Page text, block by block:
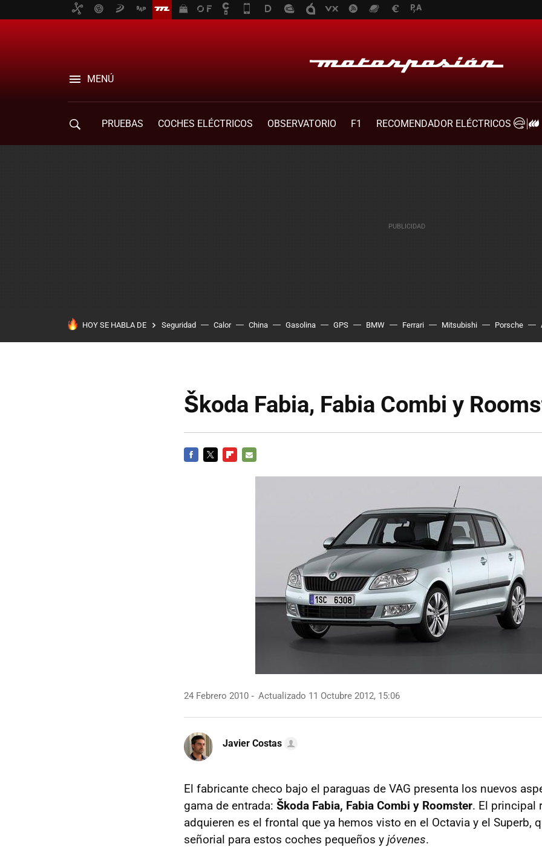
MENÚ
PRUEBAS COCHES ELÉCTRICOS OBSERVATORIO F1
RECOMENDADOR ELÉCTRICOS
HOY SE HABLA DE Seguridad Calor China Gasolina GPS BMW Ferrari Mitsubishi Porsche
Škoda Fabia, Fabia Combi y
24 Febrero 2010 Actualizado 11 Octubre 2012, 15:06
Javier Costas
El fabricante checo bajo el paraguas de VAG presenta los nuevos
gama de entrada: Škoda Fabia, Fabia Combi y Roomster. El principal
adquieren es el frontal que ya hemos visto en el Octavia y el Superb,
señorial para estos coches pequeños y jóvenes.